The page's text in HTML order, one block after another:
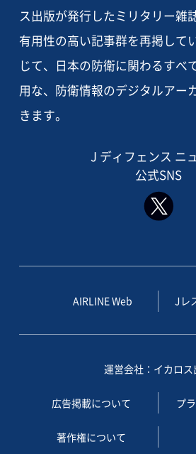
ス出版が発行したミリタリー雑
有用性の高い記事群を再掲して
じて、日本の防衛に関わるすべ
用な、防衛情報のデジタルアー
きます。
J ディフェンス ニ
公式SNS
AIRLINE Web Jレ
運営会社：イカロス
広告掲載について プ
著作権について